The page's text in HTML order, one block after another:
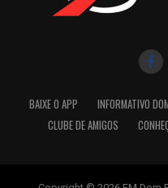
BAIXE O APP INFORMATIVO
CLUBE DE AMIGOS